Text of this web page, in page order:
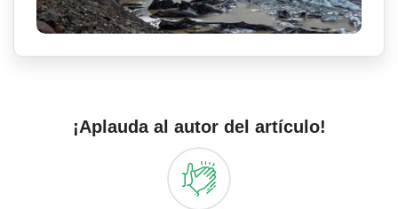
¡Aplauda al autor del artículo!